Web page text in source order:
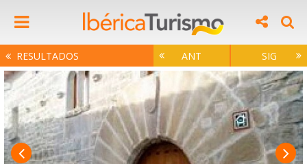
RESULTADOS ANT SIG